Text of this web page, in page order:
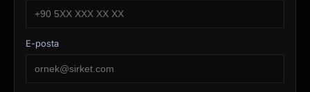
E-posta